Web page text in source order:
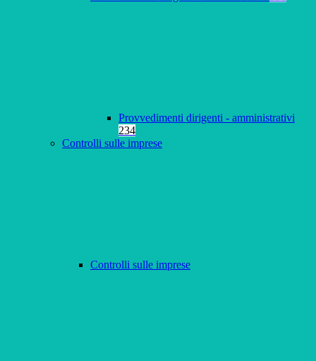
Provvedimenti dirigenti - amministrativi
234
Controlli sulle imprese
Controlli sulle imprese